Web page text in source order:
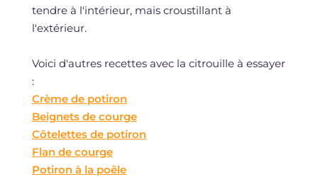
tendre à l'intérieur, mais croustillant à
l'extérieur.
Voici d'autres recettes avec la citrouille à essayer
:
Crème de potiron
Beignets de courge
Côtelettes de potiron
Flan de courge
Potiron à la poêle